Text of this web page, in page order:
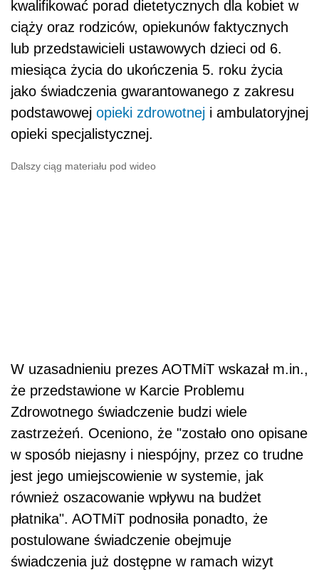
kwalifikować porad dietetycznych dla kobiet w
ciąży oraz rodziców, opiekunów faktycznych
lub przedstawicieli ustawowych dzieci od 6.
miesiąca życia do ukończenia 5. roku życia
jako świadczenia gwarantowanego z zakresu
podstawowej opieki zdrowotnej i ambulatoryjnej
opieki specjalistycznej.
Dalszy ciąg materiału pod wideo
W uzasadnieniu prezes AOTMiT wskazał m.in.,
że przedstawione w Karcie Problemu
Zdrowotnego świadczenie budzi wiele
zastrzeżeń. Oceniono, że "zostało ono opisane
w sposób niejasny i niespójny, przez co trudne
jest jego umiejscowienie w systemie, jak
również oszacowanie wpływu na budżet
płatnika". AOTMiT podnosiła ponadto, że
postulowane świadczenie obejmuje
świadczenia już dostępne w ramach wizyt